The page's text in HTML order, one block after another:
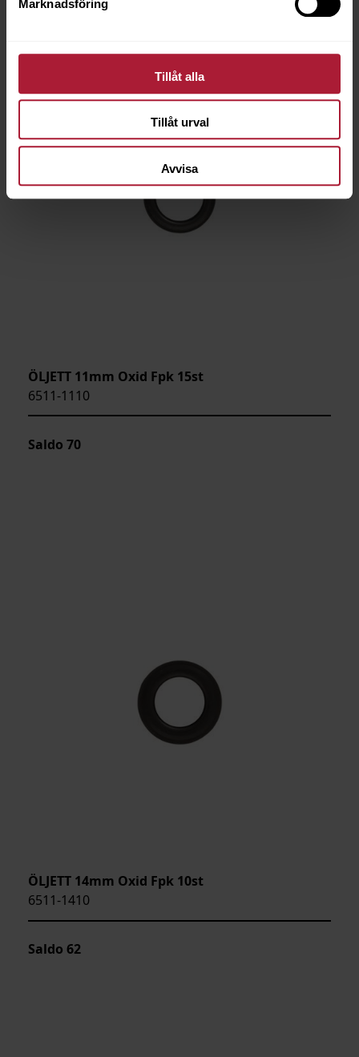
Marknadsföring
Tillåt alla
Tillåt urval
Avvisa
ÖLJETT 11mm Oxid Fpk 15st
6511-1110
Saldo 70
ÖLJETT 14mm Oxid Fpk 10st
6511-1410
Saldo 62